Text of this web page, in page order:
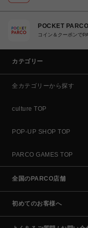
POCKET
コイン＆クーポンで
カテゴリー
全カテゴリーから探す
culture TOP
POP-UP SHOP TOP
PARCO GAMES TOP
全国のPARCO店舗
初めてのお客様へ